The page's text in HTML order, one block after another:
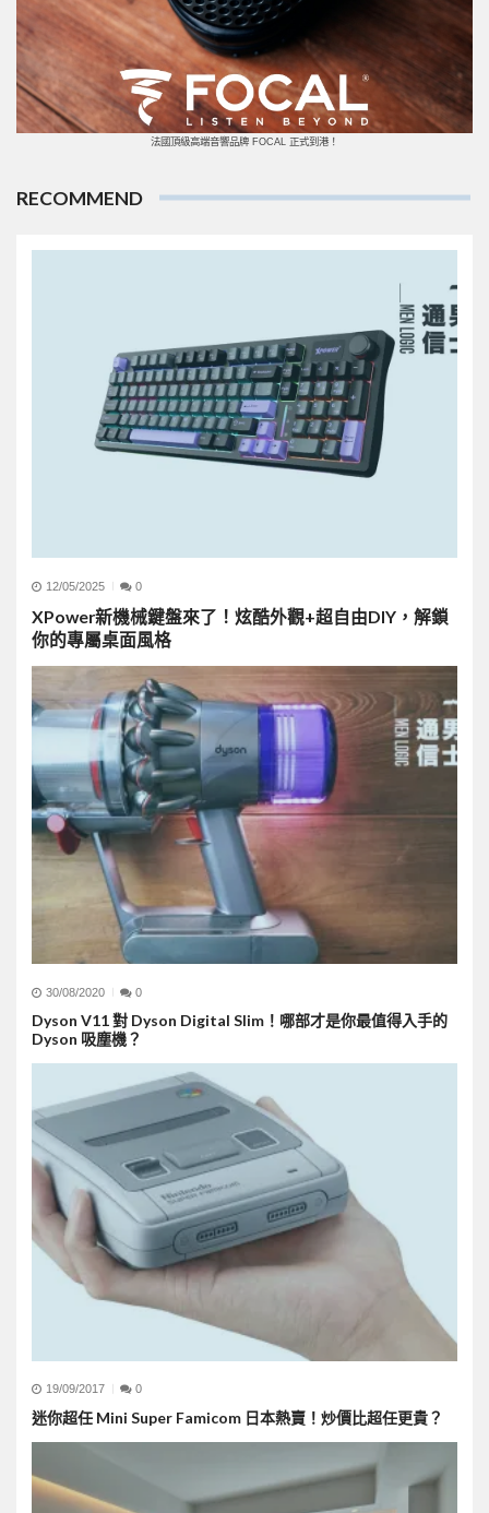
法國頂級高端音響品牌 FOCAL 正式到港！
RECOMMEND
12/05/2025 0
XPower新機械鍵盤來了！炫酷外觀+超自由DIY，解鎖
你的專屬桌面風格
30/08/2020 0
Dyson V11 對 Dyson Digital Slim！哪部才是你最值得入手的
Dyson 吸塵機？
19/09/2017 0
迷你超任 Mini Super Famicom 日本熱賣！炒價比超任更貴？